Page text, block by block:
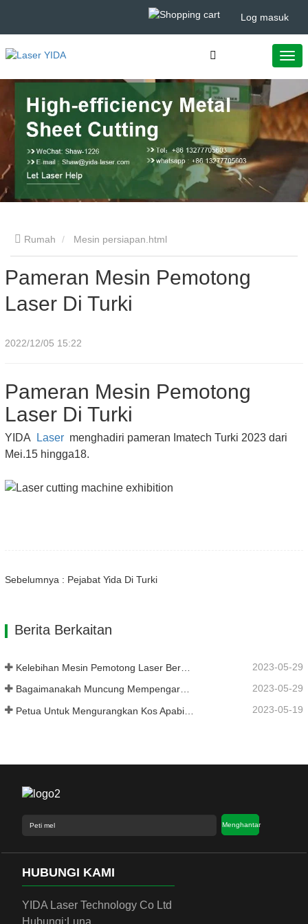
Log masuk
Rumah Mesin persiapan.html
Pameran Mesin Pemotong
Laser Di Turki
2022/12/05 15:22
Pameran Mesin Pemotong
Laser Di Turki
YIDA Laser menghadiri pameran Imatech Turki 2023 dari
Mei.15 hingga18.
Sebelumnya : Pejabat Yida Di Turki
Berita Berkaitan
2023-05-29
Bagaimanakah Muncung Mempengaruhi Kualiti Pemotongan Laser? 2023-05-29
2023-05-19
Menghantar
HUBUNGI KAMI
YIDA Laser Technology Co Ltd
Hubungi: Luna